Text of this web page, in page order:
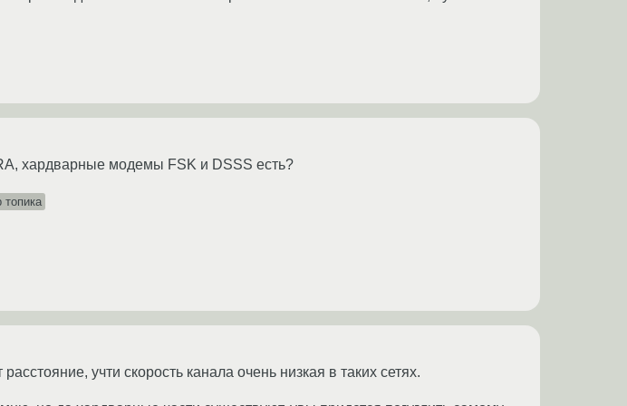
хардварные модемы FSK и DSSS есть?
топика
учти скорость канала очень низкая в таких сетях.